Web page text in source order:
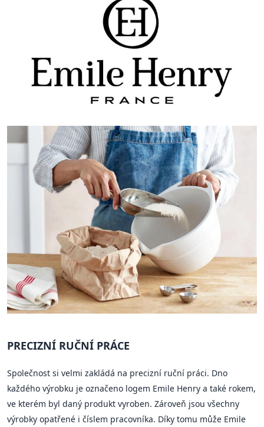
PRECIZNÍ RUČNÍ PRÁCE
Společnost si velmi zakládá na precizní ruční práci. Dno
každého výrobku je označeno logem Emile Henry a také rokem,
ve kterém byl daný produkt vyroben. Zároveň jsou všechny
výrobky opatřené i číslem pracovníka. Díky tomu může Emile